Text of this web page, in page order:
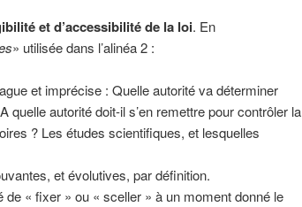
et d’accessibilité de la loi. En
» utilisée dans l’alinéa 2 :
et imprécise : Quelle autorité va déterminer
quelle autorité doit-il s’en remettre pour contrôler la
? Les études scientifiques, et lesquelles
et évolutives, par définition.
« fixer » ou « sceller » à un moment donné le